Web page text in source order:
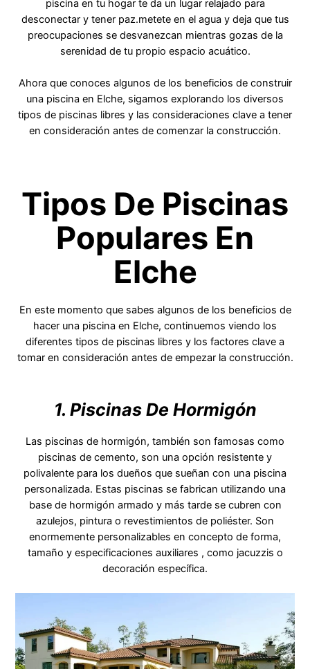
piscina en tu hogar te da un lugar relajado para
desconectar y tener paz.metete en el agua y deja que tus
preocupaciones se desvanezcan mientras gozas de la
serenidad de tu propio espacio acuático.
Ahora que conoces algunos de los beneficios de construir
una piscina en Elche, sigamos explorando los diversos
tipos de piscinas libres y las consideraciones clave a tener
en consideración antes de comenzar la construcción.
Tipos De Piscinas
Populares En
Elche
En este momento que sabes algunos de los beneficios de
hacer una piscina en Elche, continuemos viendo los
diferentes tipos de piscinas libres y los factores clave a
tomar en consideración antes de empezar la construcción.
1. Piscinas De Hormigón
Las piscinas de hormigón, también son famosas como
piscinas de cemento, son una opción resistente y
polivalente para los dueños que sueñan con una piscina
personalizada. Estas piscinas se fabrican utilizando una
base de hormigón armado y más tarde se cubren con
azulejos, pintura o revestimientos de poliéster. Son
enormemente personalizables en concepto de forma,
tamaño y especificaciones auxiliares , como jacuzzis o
decoración específica.